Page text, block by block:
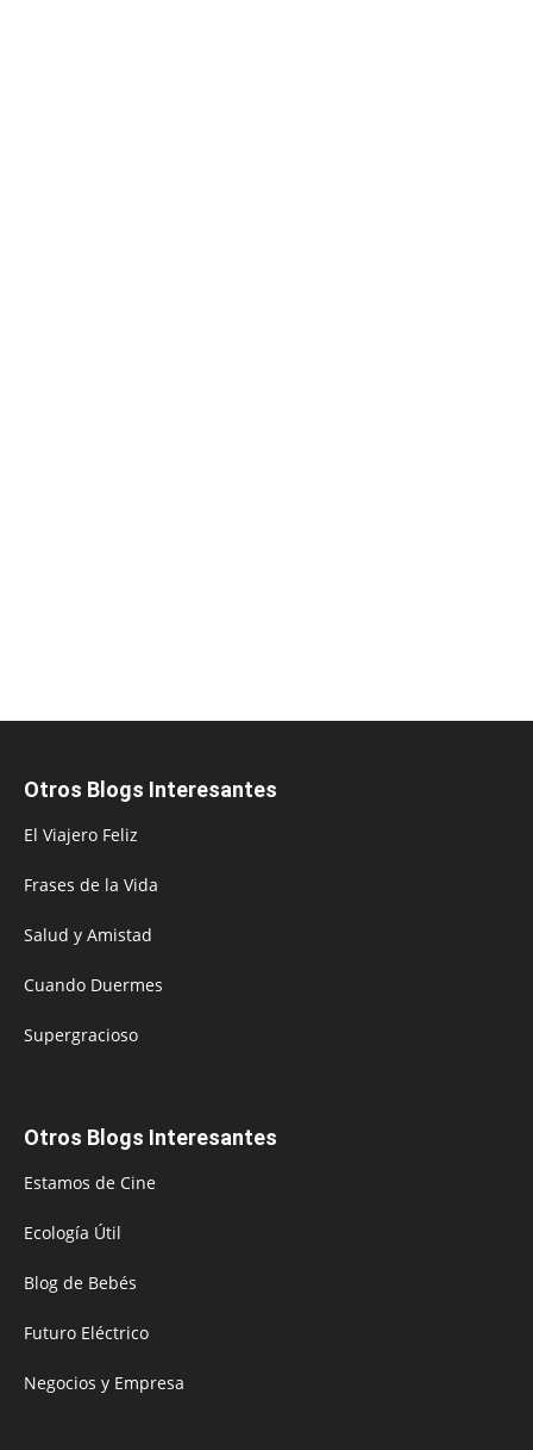
Otros Blogs Interesantes
El Viajero Feliz
Frases de la Vida
Salud y Amistad
Cuando Duermes
Supergracioso
Otros Blogs Interesantes
Estamos de Cine
Ecología Útil
Blog de Bebés
Futuro Eléctrico
Negocios y Empresa